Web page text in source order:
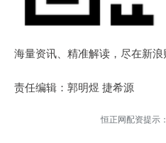
海量资讯、精准解读，尽在新
责任编辑：郭明煜 捷希源
恒正网配资提示